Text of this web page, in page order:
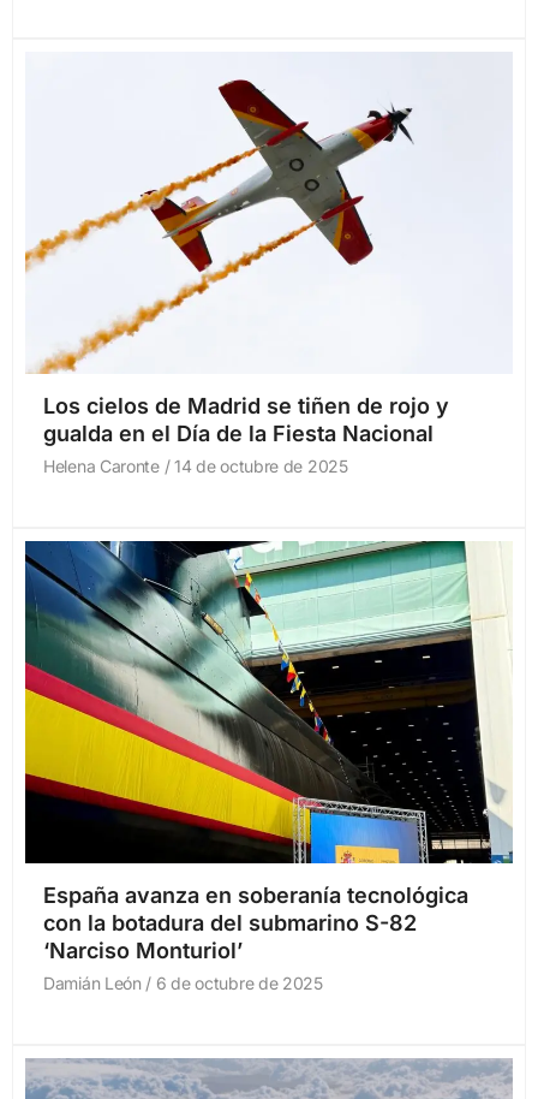
Los cielos de Madrid se tiñen de rojo y
gualda en el Día de la Fiesta Nacional
Helena Caronte 14 de octubre de 2025
España avanza en soberanía tecnológica
con la botadura del submarino S-82
‘Narciso Monturiol’
Damián León 6 de octubre de 2025